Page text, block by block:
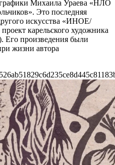
Михаила Ураева «НЛО
Это последняя
искусства «ИНОЕ/
карельского художника
Его произведения были
жизни автора